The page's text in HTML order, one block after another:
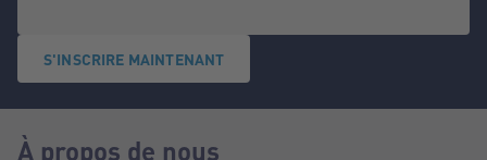
S'INSCRIRE MAINTENANT
À propos de nous